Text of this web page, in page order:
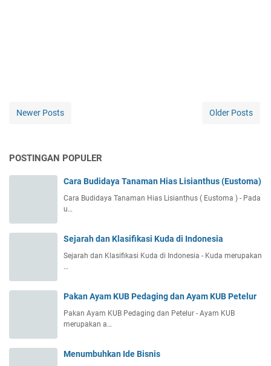
Newer Posts Older Posts
POSTINGAN POPULER
Cara Budidaya Tanaman Hias Lisianthus (Eustoma)
Cara Budidaya Tanaman Hias Lisianthus ( Eustoma ) - Pada
u…
Sejarah dan Klasifikasi Kuda di Indonesia
Sejarah dan Klasifikasi Kuda di Indonesia - Kuda merupakan
…
Pakan Ayam KUB Pedaging dan Ayam KUB Petelur
Pakan Ayam KUB Pedaging dan Petelur - Ayam KUB
merupakan a…
Menumbuhkan Ide Bisnis